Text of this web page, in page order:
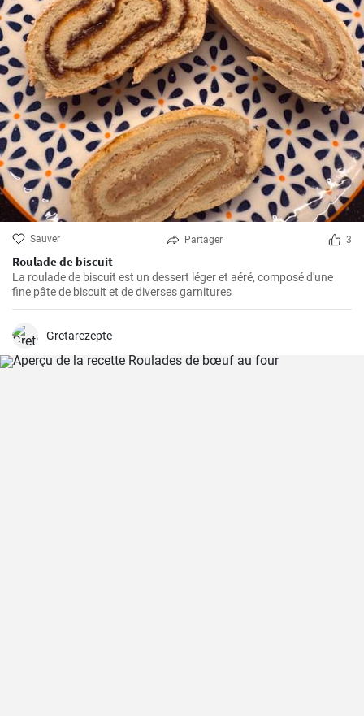
Sauver Partager 3
Roulade de biscuit
La roulade de biscuit est un dessert léger et aéré, composé d'une
fine pâte de biscuit et de diverses garnitures
Gretarezepte